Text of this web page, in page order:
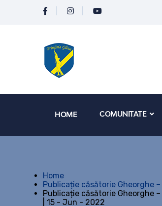
HOME COMUNITATE
Home
Publicație căsătorie Gheorghe
Publicație căsătorie Gheorghe
| 15 - Jun - 2022